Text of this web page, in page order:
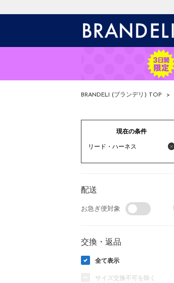
BRANDELI (ブランデリ) TOP >
現在の条件
リード・ハーネス
配送
お急ぎ便対象
交換・返品
全て表示
サイズ交換不可を除く